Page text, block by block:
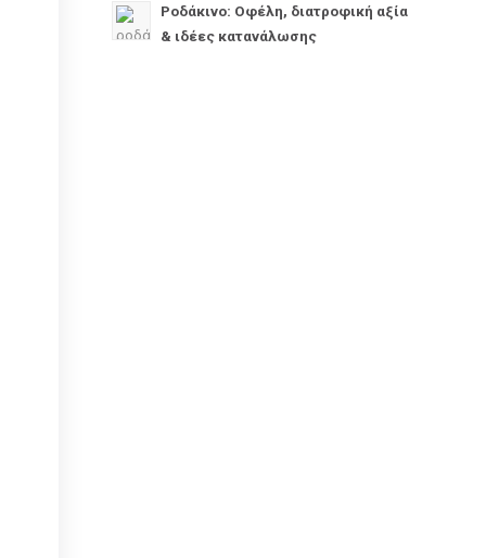
Ροδάκινο: Οφέλη, διατροφική αξία
& ιδέες κατανάλωσης